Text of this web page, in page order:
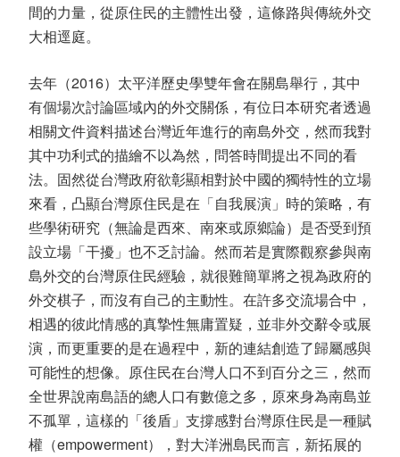
間的力量，從原住民的主體性出發，這條路與傳統外交
大相逕庭。
去年（2016）太平洋歷史學雙年會在關島舉行，其中
有個場次討論區域內的外交關係，有位日本研究者透過
相關文件資料描述台灣近年進行的南島外交，然而我對
其中功利式的描繪不以為然，問答時間提出不同的看
法。固然從台灣政府欲彰顯相對於中國的獨特性的立場
來看，凸顯台灣原住民是在「自我展演」時的策略，有
些學術研究（無論是西來、南來或原鄉論）是否受到預
設立場「干擾」也不乏討論。然而若是實際觀察參與南
島外交的台灣原住民經驗，就很難簡單將之視為政府的
外交棋子，而沒有自己的主動性。在許多交流場合中，
相遇的彼此情感的真摯性無庸置疑，並非外交辭令或展
演，而更重要的是在過程中，新的連結創造了歸屬感與
可能性的想像。原住民在台灣人口不到百分之三，然而
全世界說南島語的總人口有數億之多，原來身為南島並
不孤單，這樣的「後盾」支撐感對台灣原住民是一種賦
權（empowerment），對大洋洲島民而言，新拓展的